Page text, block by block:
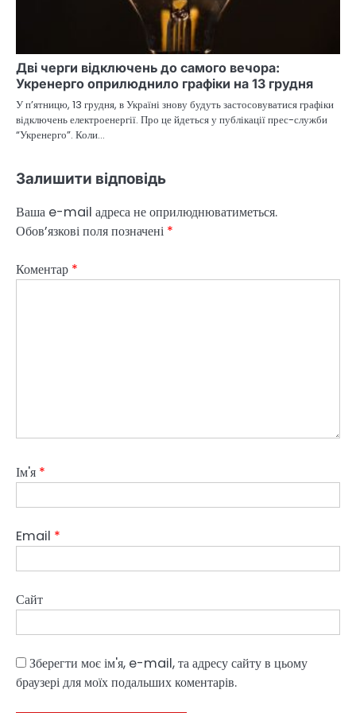
Дві черги відключень до самого вечора:
Укренерго оприлюднило графіки на 13 грудня
У п’ятницю, 13 грудня, в Україні знову будуть застосовуватися графіки
відключень електроенергії. Про це йдеться у публікації прес-служби
“Укренерго”. Коли…
Залишити відповідь
Ваша e-mail адреса не оприлюднюватиметься.
Обов’язкові поля позначені *
Коментар *
Ім'я *
Email *
Сайт
Зберегти моє ім'я, e-mail, та адресу сайту в цьому
браузері для моїх подальших коментарів.